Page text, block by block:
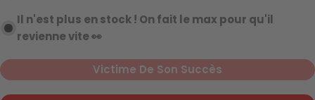
ou
Parfait état
Très bon état
Il n'est plus en stock ! On fait le max pour qu'il
revienne vite 👀
Victime De Son Succès